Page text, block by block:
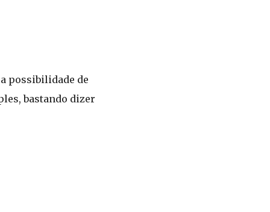
possibilidade de
bastando dizer